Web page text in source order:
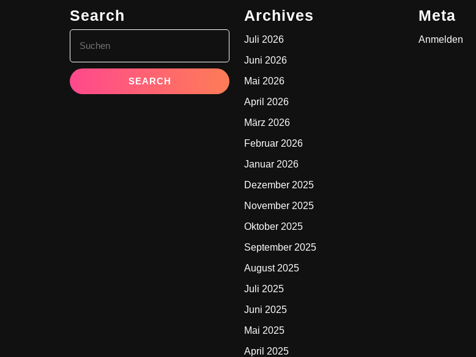
Search
for:
Archives
Juli 2026
Juni 2026
Mai 2026
April 2026
März 2026
Februar 2026
Januar 2026
Dezember 2025
November 2025
Oktober 2025
September 2025
August 2025
Juli 2025
Juni 2025
Mai 2025
April 2025
Meta
Anmelden